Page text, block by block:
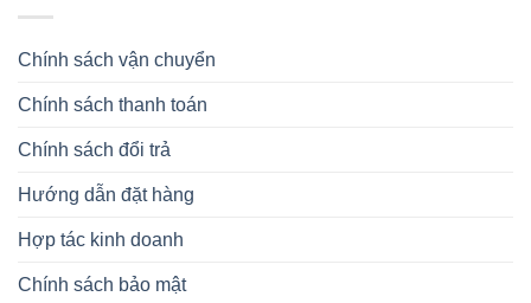
Chính sách vận chuyển
Chính sách thanh toán
Chính sách đổi trả
Hướng dẫn đặt hàng
Hợp tác kinh doanh
Chính sách bảo mật